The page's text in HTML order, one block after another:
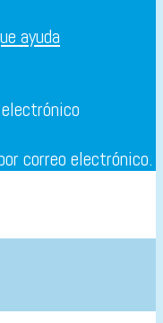
ayuda
correo electrónico.